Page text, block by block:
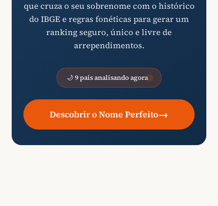
que cruza o seu sobrenome com o histórico
do IBGE e regras fonéticas para gerar um
ranking seguro, único e livre de
arrependimentos.
🌙 9 pais analisando agora
Descobrir o Nome Perfeito→